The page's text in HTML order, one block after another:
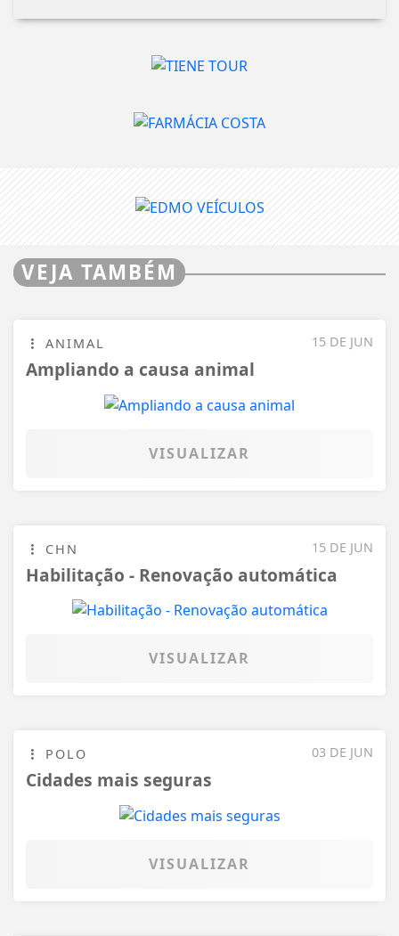
VEJA TAMBÉM
15 DE JUN
ANIMAL
Ampliando a causa animal
VISUALIZAR
15 DE JUN
CHN
Habilitação - Renovação automática
VISUALIZAR
03 DE JUN
POLO
Cidades mais seguras
VISUALIZAR